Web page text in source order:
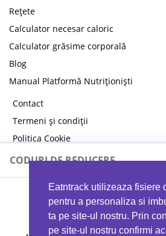
Eatntrack utilizeaza fisiere
pentru a personaliza si
ta pe site-ul nostru. Prin
pe site-ul nostru confirmi
Rețete
Calculator necesar caloric
Calculator grăsime corporală
Blog
Manual Platformă Nutriționiști
Contact
Termeni și condiții
Politica Cookie
Politica de confidențialitate
CODURI DE REDUCERE